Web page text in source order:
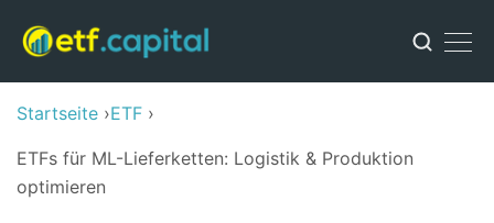
Startseite ETF
ETFs für ML-Lieferketten: Logistik & Produktion
optimieren